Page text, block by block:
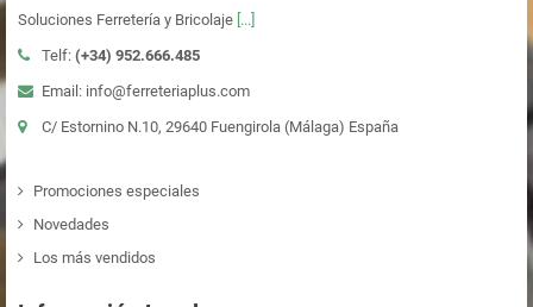
Soluciones Ferretería y Bricolaje [...]
Telf: (+34) 952.666.485
Email: info@ferreteriaplus.com
C/ Estornino N.10, 29640 Fuengirola (Málaga) España
Promociones especiales
Novedades
Los más vendidos